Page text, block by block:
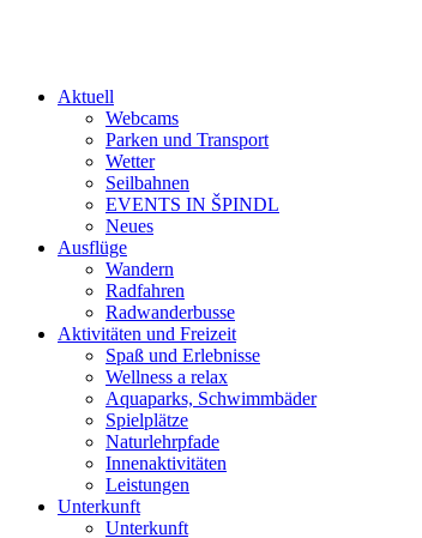
Aktuell
Webcams
Parken und Transport
Wetter
Seilbahnen
EVENTS IN ŠPINDL
Neues
Ausflüge
Wandern
Radfahren
Radwanderbusse
Aktivitäten und Freizeit
Spaß und Erlebnisse
Wellness a relax
Aquaparks, Schwimmbäder
Spielplätze
Naturlehrpfade
Innenaktivitäten
Leistungen
Unterkunft
Unterkunft